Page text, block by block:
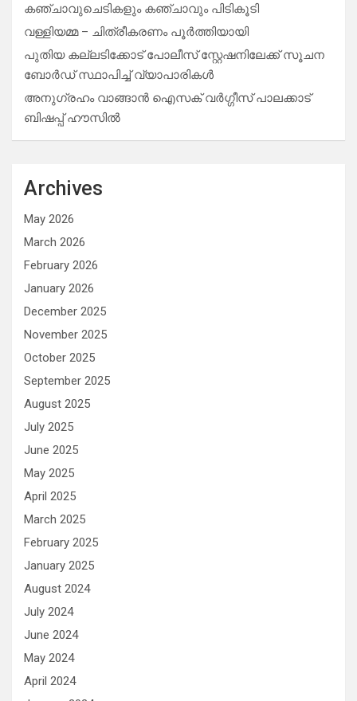
കഞ്ചാവുചെടികളും കഞ്ചാവും പിടികൂടി
വള്ളിയമ്മ – ചിത്രീകരണം പൂർത്തിയായി
പുതിയ കല്ലടിക്കോട് പോലീസ് സ്റ്റേഷനിലേക്ക് സൂചന
ബോർഡ് സ്ഥാപിച്ച് വ്യാപാരികൾ
അനുഗ്രഹം വാങ്ങാൻ ഐസക് വര്‍ഗ്ഗീസ് പാലക്കാട്
ബിഷപ്പ് ഹൗസില്‍
Archives
May 2026
March 2026
February 2026
January 2026
December 2025
November 2025
October 2025
September 2025
August 2025
July 2025
June 2025
May 2025
April 2025
March 2025
February 2025
January 2025
August 2024
July 2024
June 2024
May 2024
April 2024